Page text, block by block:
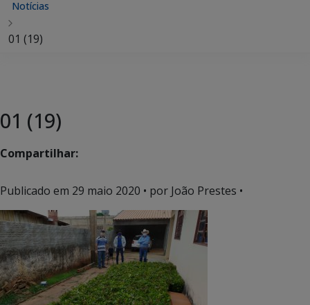
Notícias
01 (19)
01 (19)
Compartilhar:
Publicado em 29 maio 2020 • por João Prestes •